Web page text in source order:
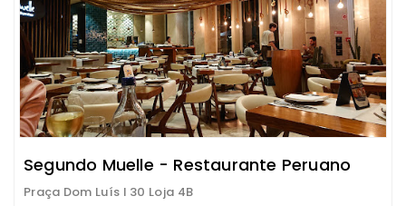
Segundo Muelle - Restaurante Peruano
Praça Dom Luís I 30 Loja 4B